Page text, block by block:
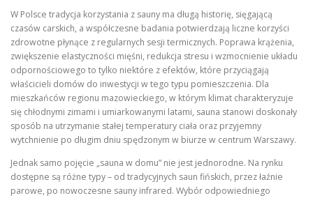
W Polsce tradycja korzystania z sauny ma długą historię, sięgającą
czasów carskich, a współczesne badania potwierdzają liczne korzyści
zdrowotne płynące z regularnych sesji termicznych. Poprawa krążenia,
zwiększenie elastyczności mięśni, redukcja stresu i wzmocnienie układu
odpornościowego to tylko niektóre z efektów, które przyciągają
właścicieli domów do inwestycji w tego typu pomieszczenia. Dla
mieszkańców regionu mazowieckiego, w którym klimat charakteryzuje
się chłodnymi zimami i umiarkowanymi latami, sauna stanowi doskonały
sposób na utrzymanie stałej temperatury ciała oraz przyjemny
wytchnienie po długim dniu spędzonym w biurze w centrum Warszawy.
Jednak samo pojęcie „sauna w domu” nie jest jednorodne. Na rynku
dostępne są różne typy – od tradycyjnych saun fińskich, przez łaźnie
parowe, po nowoczesne sauny infrared. Wybór odpowiedniego